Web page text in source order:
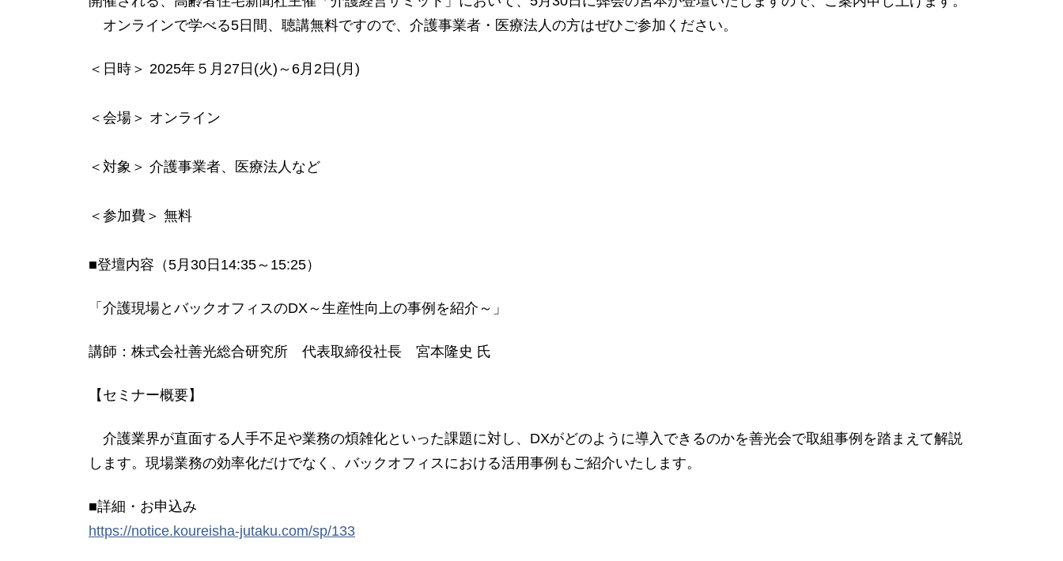
オンラインで学べる5日間、聴講無料ですので、介護事業者・医療法人の方はぜひご参加ください。
＜日時＞ 2025年５月27日(火)～6月2日(月)
＜会場＞ オンライン
＜対象＞ 介護事業者、医療法人など
＜参加費＞ 無料
■登壇内容（5月30日14:35～15:25）
「介護現場とバックオフィスのDX～生産性向上の事例を紹介～」
講師：株式会社善光総合研究所 代表取締役社長 宮本隆史 氏
【セミナー概要】
介護業界が直面する人手不足や業務の煩雑化といった課題に対し、DXがどのように導入できるのかを善光会で取組事例を踏まえて解説
します。現場業務の効率化だけでなく、バックオフィスにおける活用事例もご紹介いたします。
■詳細・お申込み
https://notice.koureisha-jutaku.com/sp/133